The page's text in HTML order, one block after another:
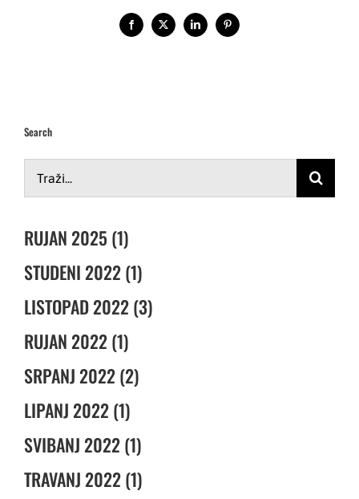
Facebook
X LinkedInPinterest
Search
RUJAN 2025 (1)
STUDENI 2022 (1)
LISTOPAD 2022 (3)
RUJAN 2022 (1)
SRPANJ 2022 (2)
LIPANJ 2022 (1)
SVIBANJ 2022 (1)
TRAVANJ 2022 (1)